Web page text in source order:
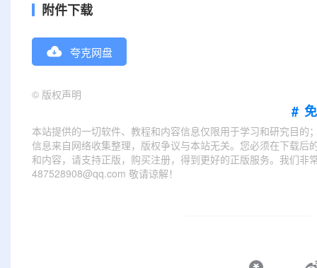
附件下载
夸克网盘
© 版权声明
#
本站提供的一切软件、教程和内容信息仅限用于学习和研究目
信息来自网络收集整理，版权争议与本站无关。您必须在下载
和内容，请支持正版，购买注册，得到更好的正版服务。我们
487528908@qq.com 敬请谅解！